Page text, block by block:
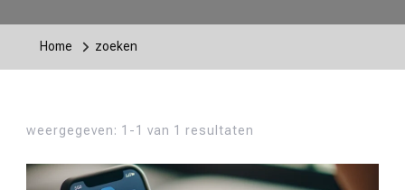
Home zoeken
weergegeven: 1-1 van 1 resultaten